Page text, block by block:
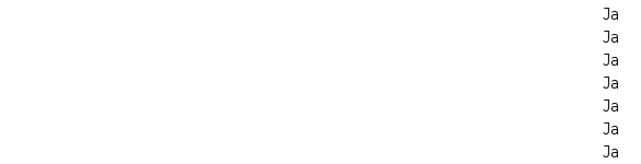
Ja
Ja
Ja
Ja
Ja
Ja
Ja